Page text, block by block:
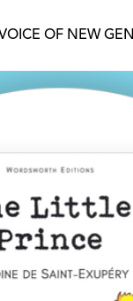
OF NEW GEN